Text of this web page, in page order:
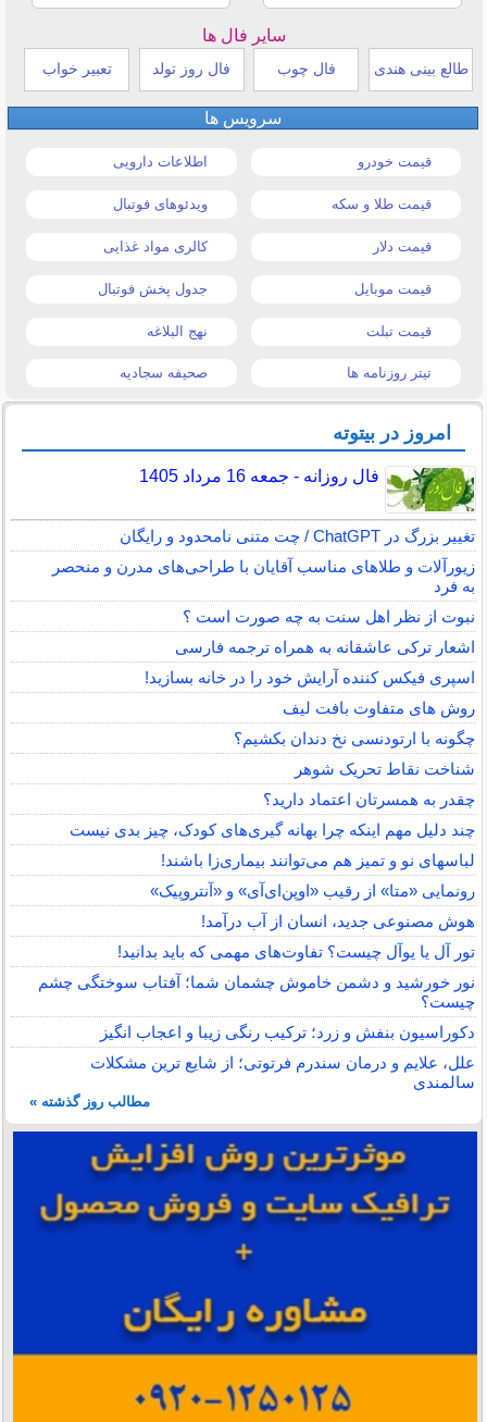
سایر فال ها
طالع بینی هندی فال چوب فال روز تولد تعبیر خواب
سرویس ها
قیمت خودرو اطلاعات دارویی
قیمت طلا و سکه ویدئوهای فوتبال
قیمت دلار کالری مواد غذایی
قیمت موبایل جدول پخش فوتبال
قیمت تبلت نهج البلاغه
تیتر روزنامه ها صحیفه سجادیه
امروز در بیتوته
فال روزانه - جمعه 16 مرداد 1405
تغییر بزرگ در ChatGPT / چت متنی نامحدود و رایگان
زیورآلات و طلاهای مناسب آقایان با طراحی‌های مدرن و منحصر
به فرد
نبوت از نظر اهل سنت به چه صورت است ؟
اشعار ترکی عاشقانه به همراه ترجمه فارسی
اسپری فیکس کننده آرایش خود را در خانه بسازید!
روش های متفاوت بافت لیف
چگونه با ارتودنسی نخ دندان بکشیم؟
شناخت نقاط تحریک شوهر
چقدر به همسرتان اعتماد دارید؟
چند دلیل مهم اینکه چرا بهانه گیری‌های کودک، چیز بدی نیست
لباس‎های نو و تمیز هم می‌توانند بیماری‌زا باشند!
رونمایی «متا» از رقیب «اوپن‌ای‌آی» و «آنتروپیک»
هوش مصنوعی جدید، انسان از آب درآمد!
تور آل یا یوآل چیست؟ تفاوت‌های مهمی که باید بدانید!
نور خورشید و دشمن خاموش چشمان شما؛ آفتاب سوختگی چشم
چیست؟
دکوراسیون بنفش و زرد؛ ترکیب رنگی زیبا و اعجاب انگیز
علل، علایم و درمان سندرم فرتوتی؛ از شایع ترین مشکلات
سالمندی
مطالب روز گذشته »